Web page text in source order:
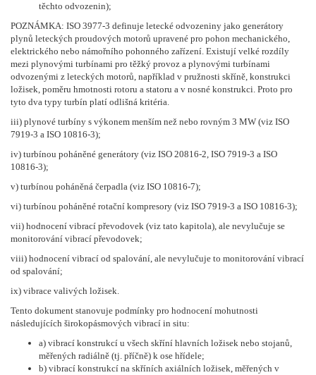
těchto odvozenin);
POZNÁMKA: ISO 3977-3 definuje letecké odvozeniny jako generátory
plynů leteckých proudových motorů upravené pro pohon mechanického,
elektrického nebo námořního pohonného zařízení. Existují velké rozdíly
mezi plynovými turbínami pro těžký provoz a plynovými turbínami
odvozenými z leteckých motorů, například v pružnosti skříně, konstrukci
ložisek, poměru hmotnosti rotoru a statoru a v nosné konstrukci. Proto pro
tyto dva typy turbín platí odlišná kritéria.
iii) plynové turbíny s výkonem menším než nebo rovným 3 MW (viz ISO
7919-3 a ISO 10816-3);
iv) turbínou poháněné generátory (viz ISO 20816-2, ISO 7919-3 a ISO
10816-3);
v) turbínou poháněná čerpadla (viz ISO 10816-7);
vi) turbínou poháněné rotační kompresory (viz ISO 7919-3 a ISO 10816-3);
vii) hodnocení vibrací převodovek (viz tato kapitola), ale nevylučuje se
monitorování vibrací převodovek;
viii) hodnocení vibrací od spalování, ale nevylučuje to monitorování vibrací
od spalování;
ix) vibrace valivých ložisek.
Tento dokument stanovuje podmínky pro hodnocení mohutnosti
následujících širokopásmových vibrací in situ:
a) vibrací konstrukcí u všech skříní hlavních ložisek nebo stojanů,
měřených radiálně (tj. příčně) k ose hřídele;
b) vibrací konstrukcí na skříních axiálních ložisek, měřených v